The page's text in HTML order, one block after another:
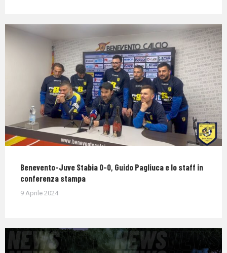
Benevento-Juve Stabia 0-0, Guido Pagliuca e lo staff in
conferenza stampa
9 Aprile 2024